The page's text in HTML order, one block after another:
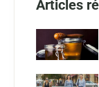
Articles